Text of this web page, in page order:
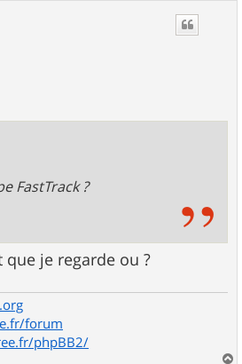
FastTrack ?
que je regarde ou ?
forum
phpBB2/